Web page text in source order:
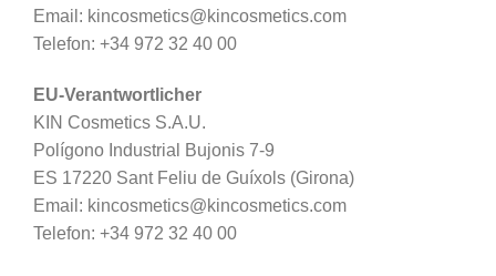
Email: kincosmetics@kincosmetics.com
Telefon: +34 972 32 40 00
EU-Verantwortlicher
KIN Cosmetics S.A.U.
Polígono Industrial Bujonis 7-9
ES 17220 Sant Feliu de Guíxols (Girona)
Email: kincosmetics@kincosmetics.com
Telefon: +34 972 32 40 00